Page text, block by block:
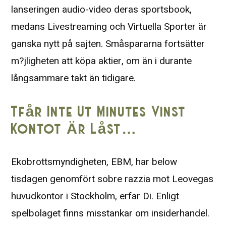
lanseringen audio-video deras sportsbook,
medans Livestreaming och Virtuella Sporter är
ganska nytt på sajten. Småspararna fortsätter
m?jligheten att köpa aktier, om än i durante
långsammare takt än tidigare.
Tfår Inte Ut Minutes Vinst
Kontot Är Låst…
Ekobrottsmyndigheten, EBM, har below
tisdagen genomfört sobre razzia mot Leovegas
huvudkontor i Stockholm, erfar Di. Enligt
spelbolaget finns misstankar om insiderhandel.